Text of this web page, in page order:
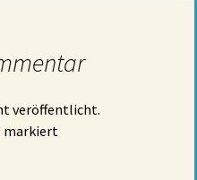
veröffentlicht.
markiert